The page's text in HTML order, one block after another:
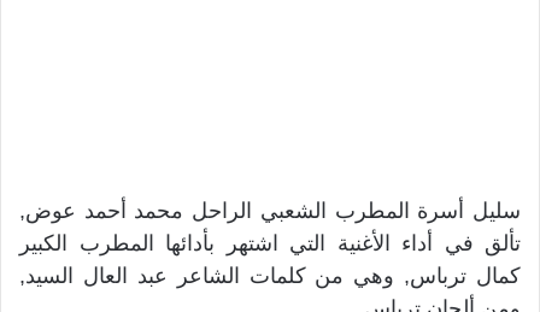
سليل أسرة المطرب الشعبي الراحل محمد أحمد عوض,
تألق في أداء الأغنية التي اشتهر بأدائها المطرب الكبير
كمال ترباس, وهي من كلمات الشاعر عبد العال السيد,